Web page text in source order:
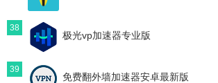
38
极光vp加速器专业版
39
免费翻外墙加速器安卓最新版